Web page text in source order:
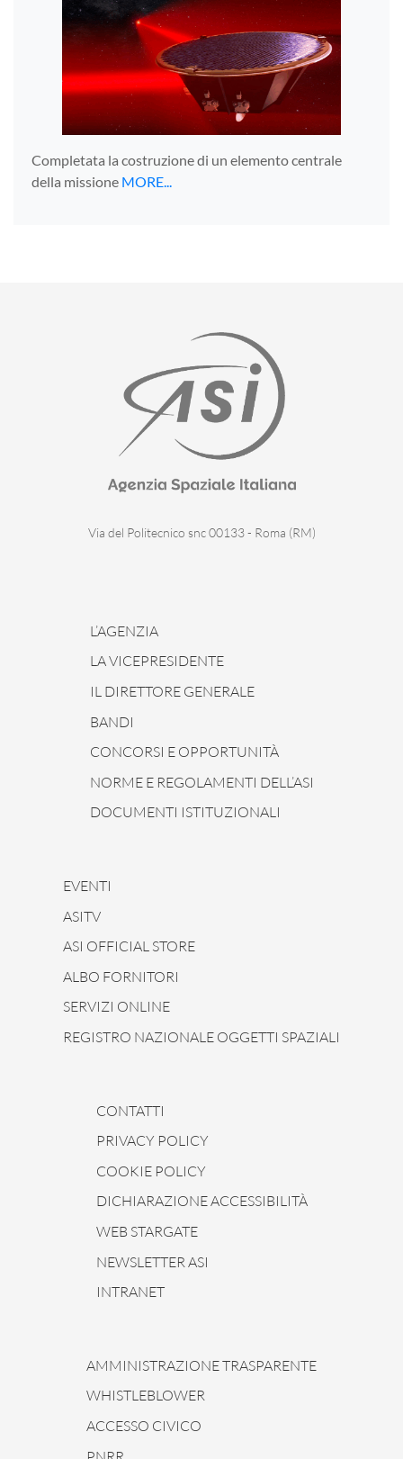
Completata la costruzione di un elemento centrale
della missione MORE...
Via del Politecnico snc 00133 - Roma (RM)
L’AGENZIA
LA VICEPRESIDENTE
IL DIRETTORE GENERALE
BANDI
CONCORSI E OPPORTUNITÀ
NORME E REGOLAMENTI DELL’ASI
DOCUMENTI ISTITUZIONALI
EVENTI
ASITV
ASI OFFICIAL STORE
ALBO FORNITORI
SERVIZI ONLINE
REGISTRO NAZIONALE OGGETTI SPAZIALI
CONTATTI
PRIVACY POLICY
COOKIE POLICY
DICHIARAZIONE ACCESSIBILITÀ
WEB STARGATE
NEWSLETTER ASI
INTRANET
AMMINISTRAZIONE TRASPARENTE
WHISTLEBLOWER
ACCESSO CIVICO